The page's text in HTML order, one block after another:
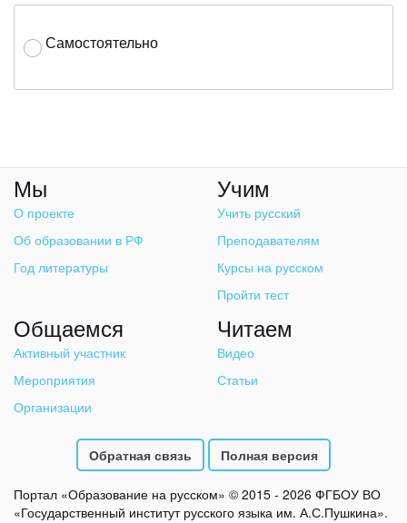
Самостоятельно
Мы
О проекте
Об образовании в РФ
Год литературы
Учим
Учить русский
Преподавателям
Курсы на русском
Пройти тест
Общаемся
Активный участник
Мероприятия
Организации
Читаем
Видео
Статьи
Обратная связь Полная версия
Портал «Образование на русском» © 2015 - 2026 ФГБОУ ВО
«Государственный институт русского языка им. А.С.Пушкина».